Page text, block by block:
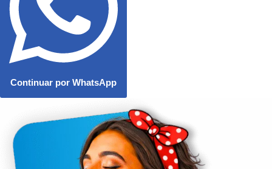
Continuar por WhatsApp